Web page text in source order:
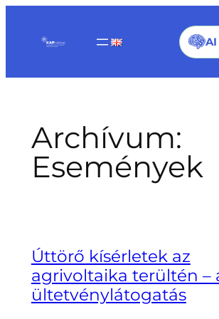
tartalomhoz
Archívum:
Események
Úttörő kísérletek az
agrivoltaika terültén –
ültetvénylátogatás